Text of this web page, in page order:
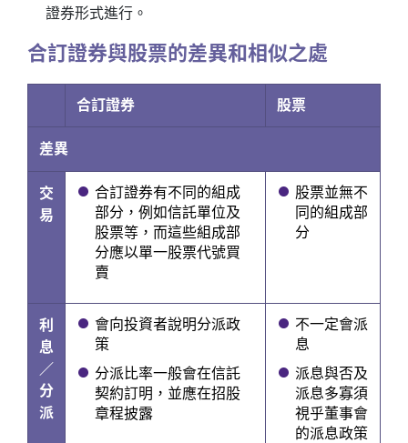
證券形式進行。
合訂證券與股票的差異和相似之處
合訂證券 股票
差異
交
易
合訂證券有不同的組成
部分，例如信託單位及
股票等，而這些組成部
分應以單一股票代號買
賣
股票並無不
同的組成部
分
利
息
／
分
派
會向投資者說明分派政
策
分派比率一般會在信託
契約訂明，並應在招股
章程披露
不一定會派
息
派息與否及
派息多寡須
視乎董事會
的派息政策